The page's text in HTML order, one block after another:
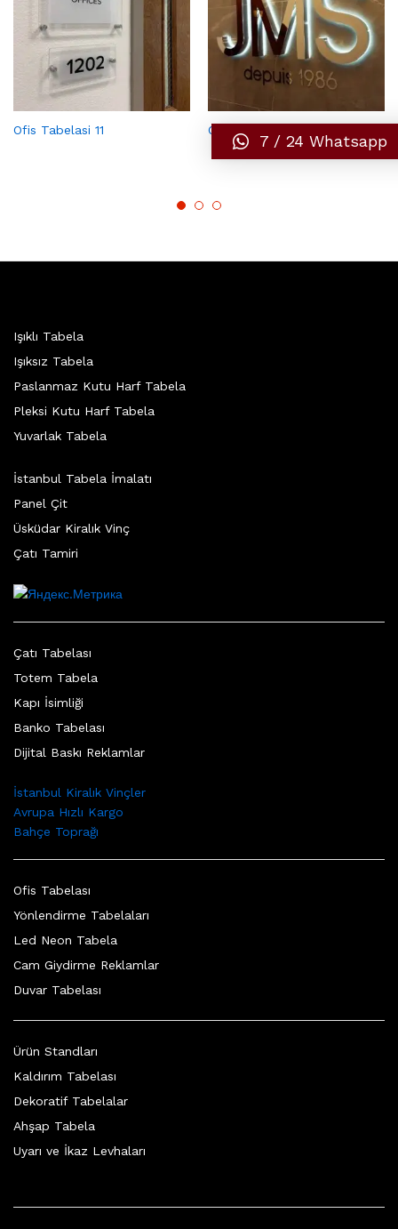
Ofis Tabelasi 11 Ofis Tabelasi 22
Işıklı Tabela
Işıksız Tabela
Paslanmaz Kutu Harf Tabela
Pleksi Kutu Harf Tabela
Yuvarlak Tabela
İstanbul Tabela İmalatı
Panel Çit
Üsküdar Kiralık Vinç
Çatı Tamiri
Çatı Tabelası
Totem Tabela
Kapı İsimliği
Banko Tabelası
Dijital Baskı Reklamlar
İstanbul Kiralık Vinçler
Avrupa Hızlı Kargo
Bahçe Toprağı
Ofis Tabelası
Yönlendirme Tabelaları
Led Neon Tabela
Cam Giydirme Reklamlar
Duvar Tabelası
Ürün Standları
Kaldırım Tabelası
Dekoratif Tabelalar
Ahşap Tabela
Uyarı ve İkaz Levhaları
7 / 24 Whatsapp